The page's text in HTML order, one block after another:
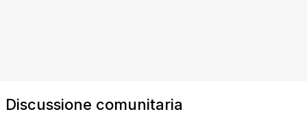
Discussione comunitaria